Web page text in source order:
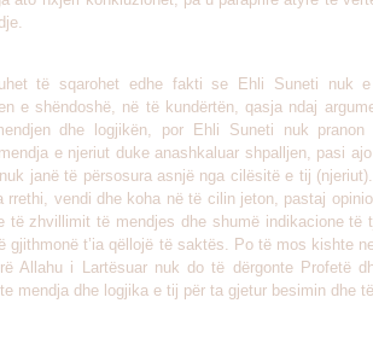
të sqarohet edhe fakti se Ehli Suneti nuk e
e shëndoshë, në të kundërtën, qasja ndaj
dhe logjikën, por Ehli Suneti nuk pranon
e njeriut duke anashkaluar shpalljen, pasi
janë të përsosura asnjë nga cilësitë e tij
rrethi, vendi dhe koha në të cilin jeton, pastaj
të zhvillimit të mendjes dhe shumë indikacione të
gjithmonë t’ia qëllojë të saktës. Po të mos kishte
Allahu i Lartësuar nuk do të dërgonte Profetë
mendja dhe logjika e tij për ta gjetur besimin dhe